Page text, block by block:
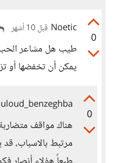
0
Noetic قبل 10 أشهر
طيب هل مشاعر
يمكن أن تخفضها أو
0
هناك مواقف
مرتبط بالاسباب،